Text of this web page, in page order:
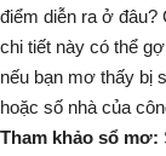
điểm diễn ra ở đâu?
chi tiết này có thể
nếu bạn mơ thấy bị
hoặc số nhà của
Tham khảo sổ mơ: